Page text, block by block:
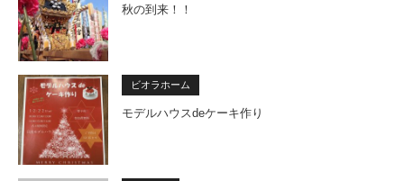
秋の到来！！
ビオラホーム
モデルハウスdeケーキ作り